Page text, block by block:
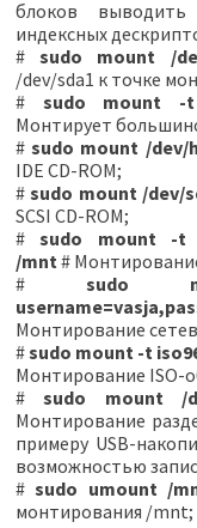
блоков
индексных
#sudo mount /
/dev/sda1 к точке
# sudo mount -t
Монтирует
#sudo mount /dev/
IDE CD-ROM;
#sudo mount /dev/
SCSI CD-ROM;
#sudo mount -t
/mnt#
#sudo
Монтирование
#sudo mount -t
Монтирование ISO-
#sudo mount
Монтирование
примеру USB-
возможностью
#sudo umount /
монтирования /mnt;